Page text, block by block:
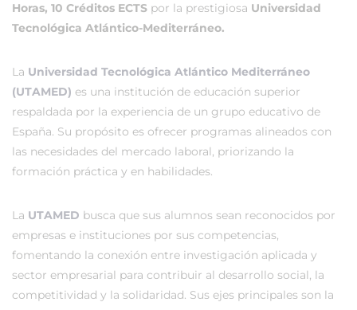
Horas, 10 Créditos ECTS por la prestigiosa Universidad
Tecnológica Atlántico-Mediterráneo.
La Universidad Tecnológica Atlántico Mediterráneo
(UTAMED) es una institución de educación superior
respaldada por la experiencia de un grupo educativo de
España. Su propósito es ofrecer programas alineados con
las necesidades del mercado laboral, priorizando la
formación práctica y en habilidades.
La UTAMED busca que sus alumnos sean reconocidos por
empresas e instituciones por sus competencias,
fomentando la conexión entre investigación aplicada y
sector empresarial para contribuir al desarrollo social, la
competitividad y la solidaridad. Sus ejes principales son la